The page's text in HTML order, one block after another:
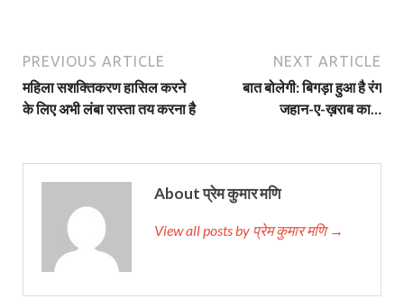
PREVIOUS ARTICLE
महिला सशक्तिकरण हासिल करने
के लिए अभी लंबा रास्ता तय करना है
NEXT ARTICLE
बात बोलेगी: बिगड़ा हुआ है रंग
जहान-ए-ख़राब का…
About प्रेम कुमार मणि
View all posts by प्रेम कुमार मणि →